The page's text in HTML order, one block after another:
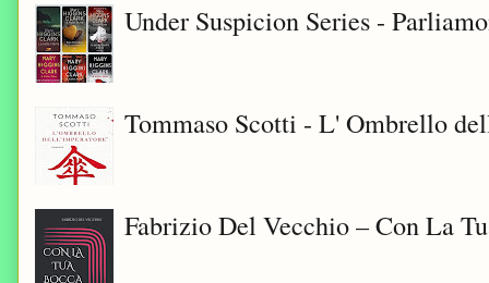
Under Suspicion Series -
Tommaso Scotti - L' Ombrello
Fabrizio Del Vecchio – Con La